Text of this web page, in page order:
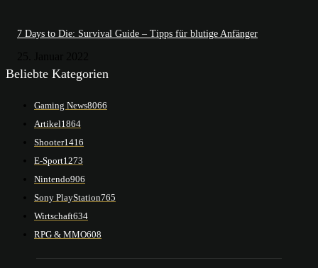
7 Days to Die: Survival Guide – Tipps für blutige Anfänger
Beliebte Kategorien
Gaming News8066
Artikel1864
Shooter1416
E-Sport1273
Nintendo906
Sony PlayStation765
Wirtschaft634
RPG & MMO608